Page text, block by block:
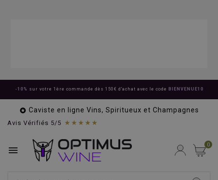
-10% sur votre 1ère commande dès 150€ d'achat avec le code BIENVENUE10
 Caviste en ligne Vins, Spiritueux et Champagnes
Avis Vérifiés 5/5 ★★★★★
 0